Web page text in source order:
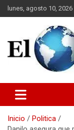
Saltar
al
lunes, agosto 10, 2026
Inicio
Politica